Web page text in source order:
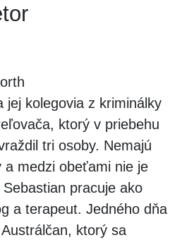
jej kolegovia z kriminálky
ktorý v priebehu
tri osoby. Nemajú
a medzi obeťami nie je
pracuje ako
a terapeut. Jedného dňa
ktorý sa